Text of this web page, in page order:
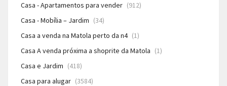
Casa - Apartamentos para vender (912)
Casa - Mobília – Jardim (34)
Casa a venda na Matola perto da n4 (1)
Casa A venda próxima a shoprite da Matola (1)
Casa e Jardim (418)
Casa para alugar (3584)